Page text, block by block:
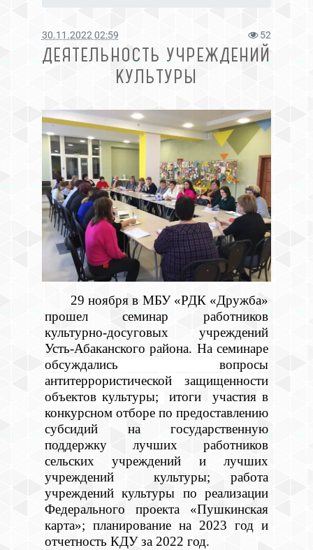
30.11.2022 02:59 52
ДЕЯТЕЛЬНОСТЬ УЧРЕЖДЕНИЙ
КУЛЬТУРЫ
29 ноября в МБУ «РДК «Дружба»
прошел семинар работников
культурно-досуговых учреждений
Усть-Абаканского района. На семинаре
обсуждались вопросы
антитеррористической защищенности
объектов культуры;
итоги участия в
конкурсном отборе по предоставлению
субсидий на государственную
поддержку лучших работников
сельских учреждений и лучших
учреждений культуры; работа
учреждений культуры по реализации
Федерального проекта «Пушкинская
карта»; планирование на 2023 год и
отчетность КДУ за 2022 год.